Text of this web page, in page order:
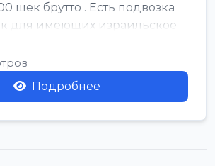
шек брутто . Есть подвозка
для имеющих израильское
Подробнее